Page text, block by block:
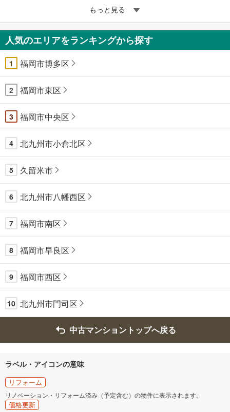
もっと見る
人気のエリアをランキングから探す
1 福岡市博多区
2 福岡市東区
3 福岡市中央区
4 北九州市小倉北区
5 久留米市
6 北九州市八幡西区
7 福岡市南区
8 福岡市早良区
9 福岡市西区
10 北九州市門司区
中古マンショントップへ戻る
ラベル・アイコンの意味
リフォーム
リノベーション・リフォーム済み（予定含む）の物件に表示されます。
価格更新